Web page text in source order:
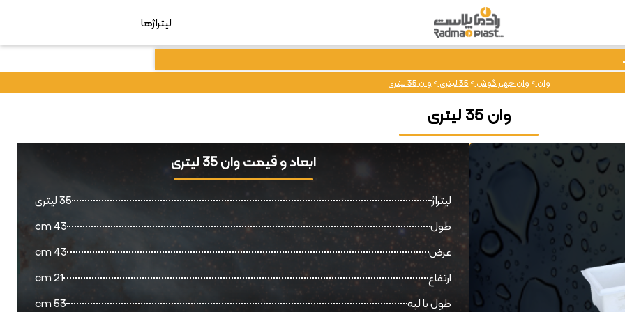
لیتراژها
وان>وان چهار گوش>35 لیتری >وان 35 لیتری
وان 35 لیتری
ابعاد و قیمت وان 35 لیتری
لیتراژ
35 لیتری
طول
43 cm
عرض
43 cm
ارتفاع
21 cm
طول با لبه
53 cm